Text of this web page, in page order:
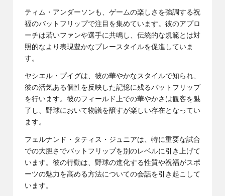
ティム・アンダーソンも、ゲームの楽しさを強調する祝
福のバットフリップで注目を集めています。彼のアプロ
ーチは若いファンや選手に共鳴し、伝統的な規範とは対
照的なより表現豊かなプレースタイルを促進していま
す。
ヤシエル・プイグは、彼の華やかなスタイルで知られ、
彼の活気ある個性を反映した記憶に残るバットフリップ
を行います。彼のフィールド上での華やかさは観客を魅
了し、野球において物議を醸すが楽しい存在となってい
ます。
フェルナンド・タティス・ジュニアは、特に重要な試合
での大胆さでバットフリップを別のレベルに引き上げて
います。彼の行動は、野球の進化する性質や祝福がスポ
ーツの魅力を高める方法についての会話を引き起こして
います。